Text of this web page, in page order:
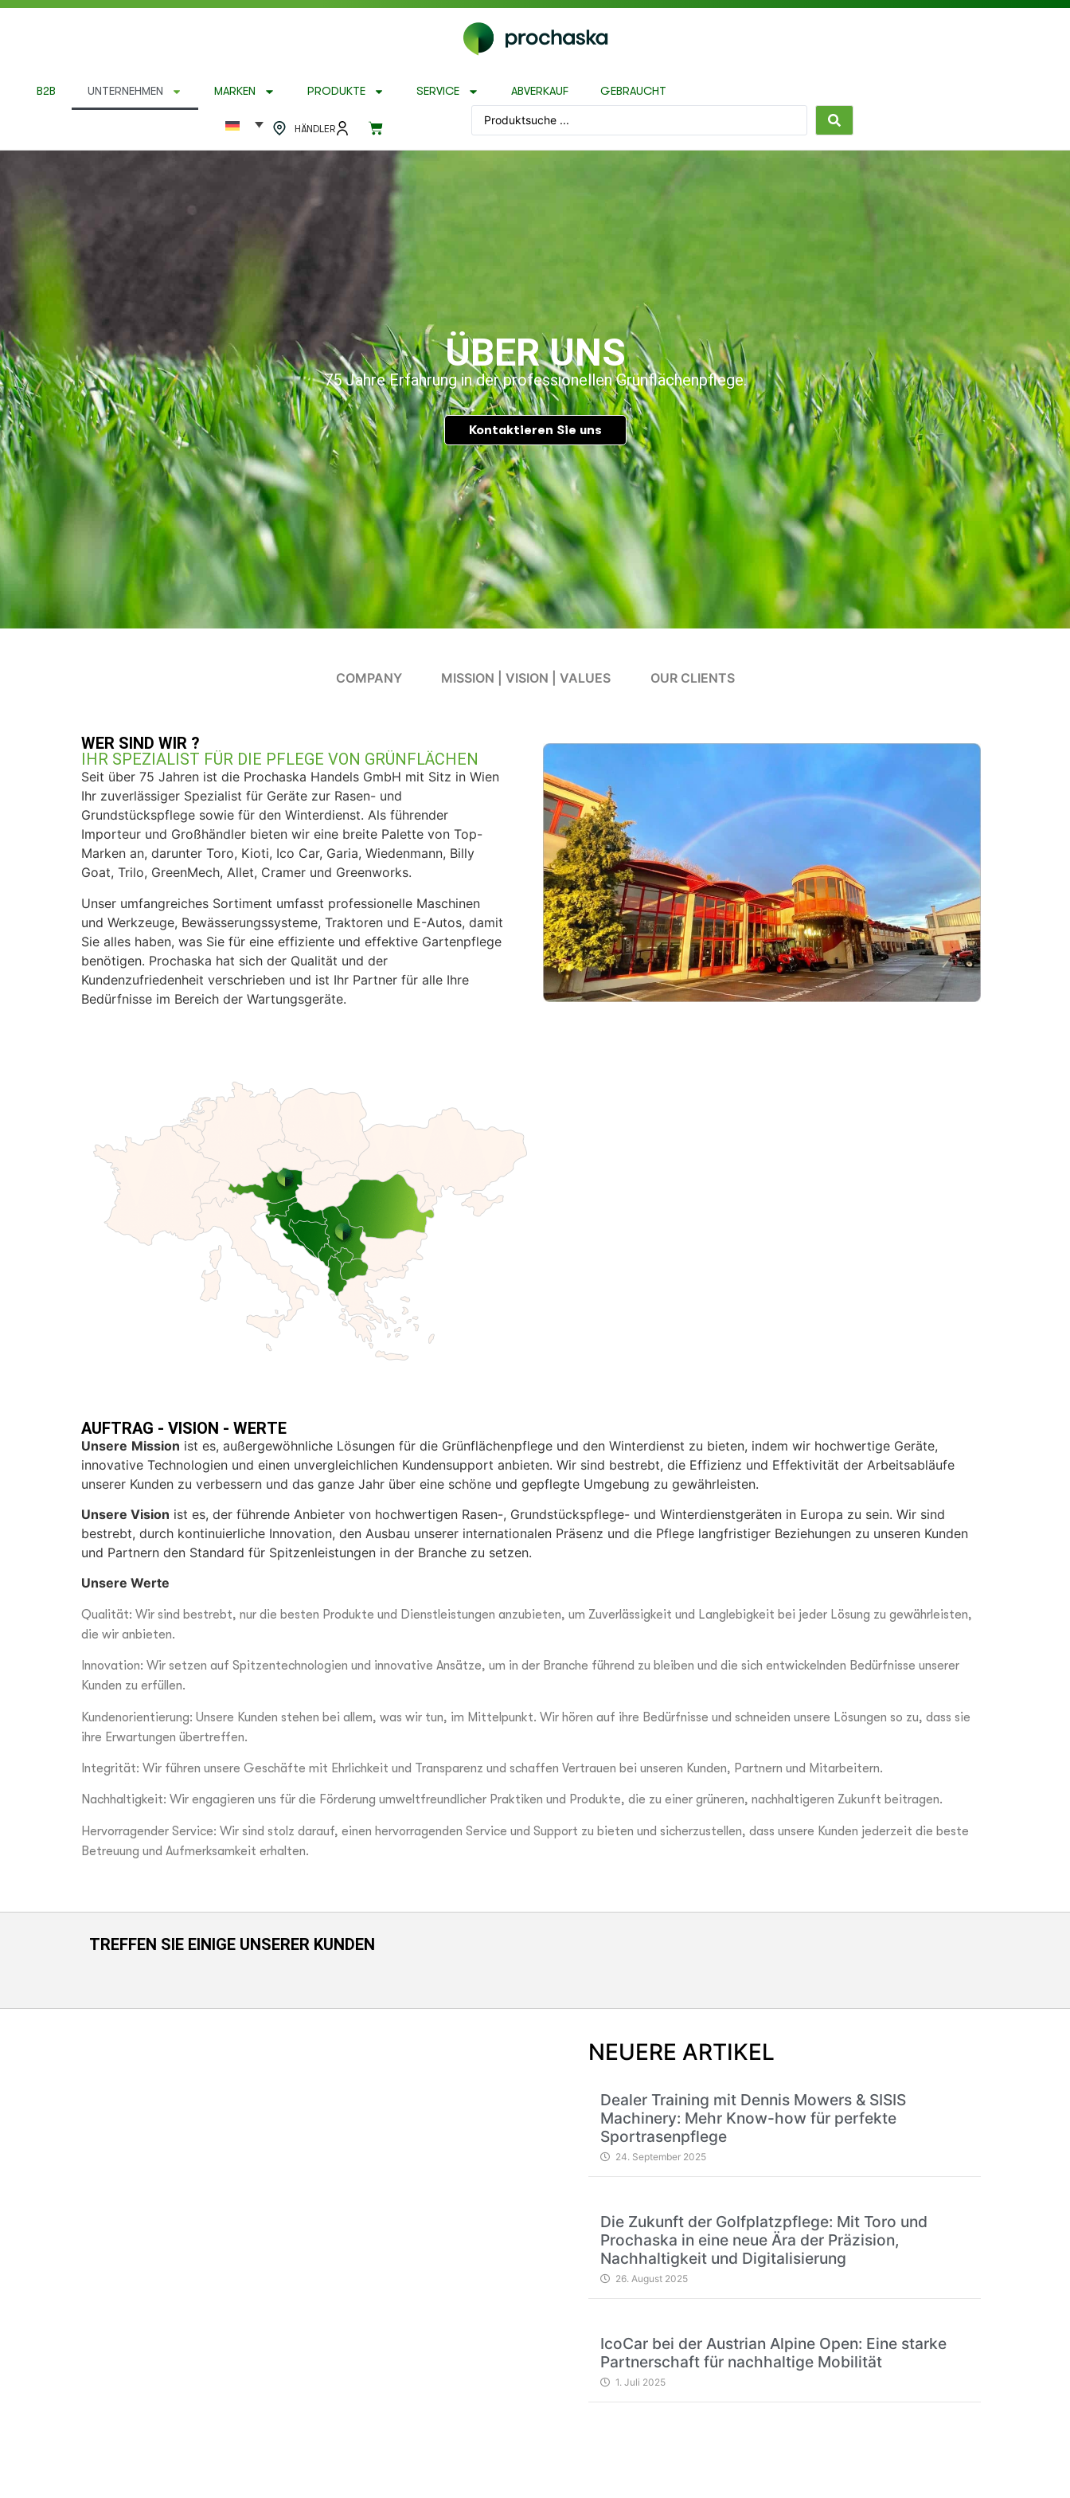
B2B UNTERNEHMEN MARKEN PRODUKTE SERVICE ABVERKAUF GEBRAUCHT
HÄNDLER
ÜBER UNS
75 Jahre Erfahrung in der professionellen Grünflächenpflege.
Kontaktieren Sie uns
COMPANY MISSION | VISION | VALUES OUR CLIENTS
WER SIND WIR ?
IHR SPEZIALIST FÜR DIE PFLEGE VON GRÜNFLÄCHEN
Seit über 75 Jahren ist die Prochaska Handels GmbH mit Sitz in Wien
Ihr zuverlässiger Spezialist für Geräte zur Rasen- und
Grundstückspflege sowie für den Winterdienst. Als führender
Importeur und Großhändler bieten wir eine breite Palette von Top-
Marken an, darunter Toro, Kioti, Ico Car, Garia, Wiedenmann, Billy
Goat, Trilo, GreenMech, Allet, Cramer und Greenworks.
Unser umfangreiches Sortiment umfasst professionelle Maschinen
und Werkzeuge, Bewässerungssysteme, Traktoren und E-Autos, damit
Sie alles haben, was Sie für eine effiziente und effektive Gartenpflege
benötigen. Prochaska hat sich der Qualität und der
Kundenzufriedenheit verschrieben und ist Ihr Partner für alle Ihre
Bedürfnisse im Bereich der Wartungsgeräte.
AUFTRAG - VISION - WERTE
Unsere Mission ist es, außergewöhnliche Lösungen für die Grünflächenpflege und den Winterdienst zu bieten, indem wir hochwertige Geräte,
innovative Technologien und einen unvergleichlichen Kundensupport anbieten. Wir sind bestrebt, die Effizienz und Effektivität der Arbeitsabläufe
unserer Kunden zu verbessern und das ganze Jahr über eine schöne und gepflegte Umgebung zu gewährleisten.
Unsere Vision ist es, der führende Anbieter von hochwertigen Rasen-, Grundstückspflege- und Winterdienstgeräten in Europa zu sein. Wir sind
bestrebt, durch kontinuierliche Innovation, den Ausbau unserer internationalen Präsenz und die Pflege langfristiger Beziehungen zu unseren Kunden
und Partnern den Standard für Spitzenleistungen in der Branche zu setzen.
Unsere Werte
Qualität: Wir sind bestrebt, nur die besten Produkte und Dienstleistungen anzubieten, um Zuverlässigkeit und Langlebigkeit bei jeder Lösung zu gewährleisten,
die wir anbieten.
Innovation: Wir setzen auf Spitzentechnologien und innovative Ansätze, um in der Branche führend zu bleiben und die sich entwickelnden Bedürfnisse unserer
Kunden zu erfüllen.
Kundenorientierung: Unsere Kunden stehen bei allem, was wir tun, im Mittelpunkt. Wir hören auf ihre Bedürfnisse und schneiden unsere Lösungen so zu, dass sie
ihre Erwartungen übertreffen.
Integrität: Wir führen unsere Geschäfte mit Ehrlichkeit und Transparenz und schaffen Vertrauen bei unseren Kunden, Partnern und Mitarbeitern.
Nachhaltigkeit: Wir engagieren uns für die Förderung umweltfreundlicher Praktiken und Produkte, die zu einer grüneren, nachhaltigeren Zukunft beitragen.
Hervorragender Service: Wir sind stolz darauf, einen hervorragenden Service und Support zu bieten und sicherzustellen, dass unsere Kunden jederzeit die beste
Betreuung und Aufmerksamkeit erhalten.
TREFFEN SIE EINIGE UNSERER KUNDEN
NEUERE ARTIKEL
Dealer Training mit Dennis Mowers & SISIS
Machinery: Mehr Know-how für perfekte
Sportrasenpflege
24. September 2025
Die Zukunft der Golfplatzpflege: Mit Toro und
Prochaska in eine neue Ära der Präzision,
Nachhaltigkeit und Digitalisierung
26. August 2025
IcoCar bei der Austrian Alpine Open: Eine starke
Partnerschaft für nachhaltige Mobilität
1. Juli 2025